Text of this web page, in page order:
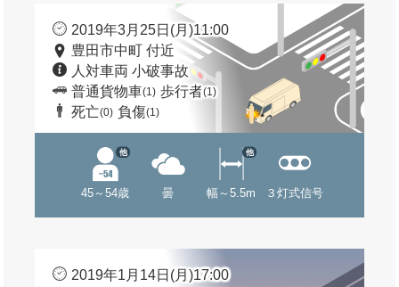
2019年3月25日(月)11:00
豊田市中町 付近
人対車両 小破事故
普通貨物車(1) 歩行者(1)
死亡(0) 負傷(1)
45～54歳
他
曇 幅～5.5m
他
３灯式信号
2019年1月14日(月)17:00